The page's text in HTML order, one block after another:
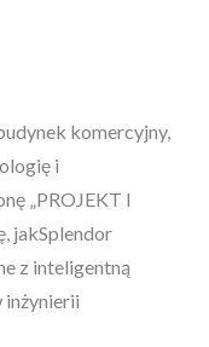
komercyjny,
i
„PROJEKT I
jakSplendor
z inteligentną
inżynierii